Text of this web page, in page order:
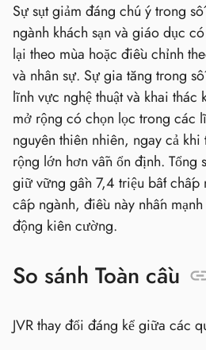
Sự sụt giảm đáng chú ý trong
ngành khách sạn và giáo dục
lại theo mùa hoặc điều chỉnh
và nhân sự. Sự gia tăng trong
lĩnh vực nghệ thuật và khai thác
mở rộng có chọn lọc trong các
nguyên thiên nhiên, ngay cả
rộng lớn hơn vẫn ổn định. Tổng
giữ vững gần 7,4 triệu bất
cấp ngành, điều này nhấn
động kiên cường.
So sánh Toàn cầu
JVR thay đổi đáng kể giữa các